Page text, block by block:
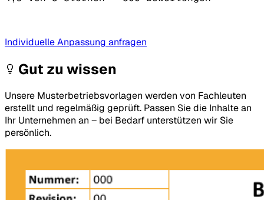
Individuelle Anpassung anfragen
Gut zu wissen
Unsere Musterbetriebsvorlagen werden von Fachleuten
erstellt und regelmäßig geprüft. Passen Sie die Inhalte an
Ihr Unternehmen an – bei Bedarf unterstützen wir Sie
persönlich.